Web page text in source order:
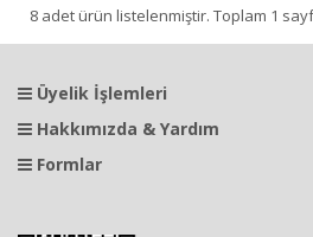
8 adet ürün listelenmiştir. Toplam 1
Üyelik İşlemleri
Hakkımızda & Yardım
Formlar